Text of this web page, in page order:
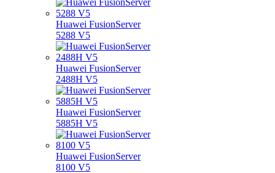
Huawei FusionServer
5288 V5
Huawei FusionServer
2488H V5
Huawei FusionServer
5885H V5
Huawei FusionServer
8100 V5